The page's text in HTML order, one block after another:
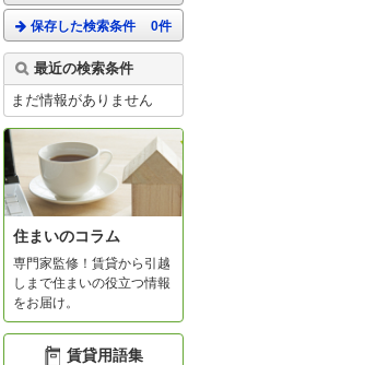
保存した検索条件 0件
最近の検索条件
まだ情報がありません
住まいのコラム
専門家監修！賃貸から引越
しまで住まいの役立つ情報
をお届け。
賃貸用語集